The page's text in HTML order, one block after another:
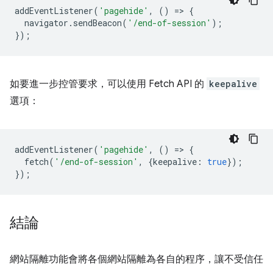
addEventListener( 'pagehide' , () => {
navigator . sendBeacon( '/end-of-session' );
});
如要進一步控管要求，可以使用 Fetch API 的 keepalive
選項：
addEventListener( 'pagehide' , () => {
fetch( '/end-of-session' , {keepalive : true});
});
結論
網站隔離功能會將各個網站隔離為各自的程序，讓不受信任